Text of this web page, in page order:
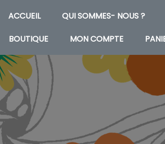
ACCUEIL QUI SOMMES- NOUS ?
BOUTIQUE MON COMPTE